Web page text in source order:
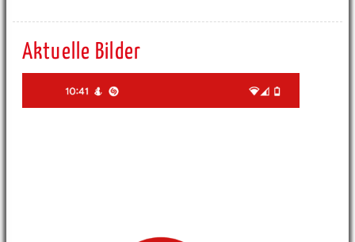
Aktuelle Bilder